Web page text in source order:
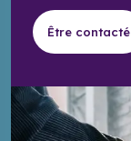
Être contacté